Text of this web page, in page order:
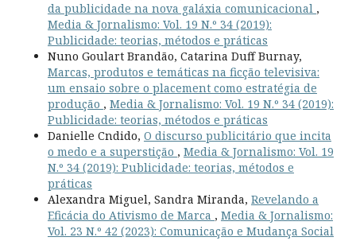
da publicidade na nova galáxia comunicacional ,
Media & Jornalismo: Vol. 19 N.º 34 (2019):
Publicidade: teorias, métodos e práticas
Nuno Goulart Brandão, Catarina Duff Burnay,
Marcas, produtos e temáticas na ficção televisiva:
um ensaio sobre o placement como estratégia de
produção , Media & Jornalismo: Vol. 19 N.º 34 (2019):
Publicidade: teorias, métodos e práticas
Danielle Cndido, O discurso publicitário que incita
o medo e a superstição , Media & Jornalismo: Vol. 19
N.º 34 (2019): Publicidade: teorias, métodos e
práticas
Alexandra Miguel, Sandra Miranda, Revelando a
Eficácia do Ativismo de Marca , Media & Jornalismo:
Vol. 23 N.º 42 (2023): Comunicação e Mudança Social